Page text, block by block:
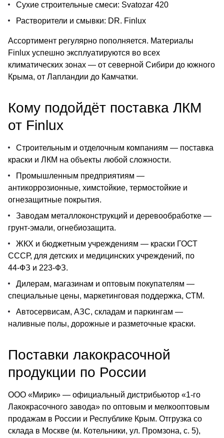
Сухие строительные смеси: Svatozar 420
Растворители и смывки: DR. Finlux
Ассортимент регулярно пополняется. Материалы
Finlux успешно эксплуатируются во всех
климатических зонах — от северной Сибири до южного
Крыма, от Лапландии до Камчатки.
Кому подойдёт поставка ЛКМ
от Finlux
Строительным и отделочным компаниям — поставка
краски и ЛКМ на объекты любой сложности.
Промышленным предприятиям —
антикоррозионные, химстойкие, термостойкие и
огнезащитные покрытия.
Заводам металлоконструкций и деревообработке —
грунт‑эмали, огнебиозащита.
ЖКХ и бюджетным учреждениям — краски ГОСТ
СССР, для детских и медицинских учреждений, по
44‑ФЗ и 223‑ФЗ.
Дилерам, магазинам и оптовым покупателям —
специальные цены, маркетинговая поддержка, СТМ.
Автосервисам, АЗС, складам и паркингам —
наливные полы, дорожные и разметочные краски.
Поставки лакокрасочной
продукции по России
ООО «Мирик» — официальный дистрибьютор «1‑го
Лакокрасочного завода» по оптовым и мелкооптовым
продажам в России и Республике Крым. Отгрузка со
склада в Москве (м. Котельники, ул. Промзона, с. 5),